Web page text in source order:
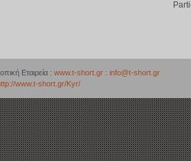
Εταιρεία : www.t-short.gr : info@t-short.gr
www.t-short.gr/Kyr/